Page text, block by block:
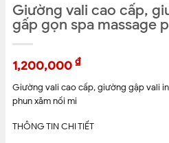
Giường vali cao cấp,
gấp gọn spa massage
1,200,000 ₫
Giường vali cao cấp, giường gập vali
phun xăm nối mi
THÔNG TIN CHI TIẾT